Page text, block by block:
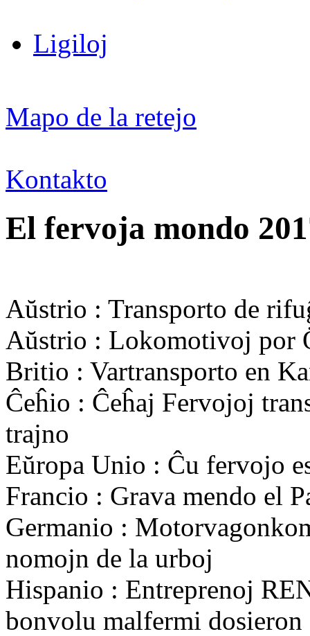
Ligiloj
Mapo de la retejo
Kontakto
El fervoja mondo
Aŭstrio : Transporto de
Aŭstrio : Lokomotivoj por
Britio : Vartransporto en
Ĉeĥio : Ĉeĥaj Fervojoj
trajno
Eŭropa Unio : Ĉu fervojo
Francio : Grava mendo el
Germanio :
nomojn de la urboj
Hispanio : Entreprenoj
bonvolu malfermi dosieron